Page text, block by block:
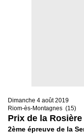
Dimanche 4 août 2019
Riom-ès-Montagnes (15)
Prix de la
2ème épreuve de la